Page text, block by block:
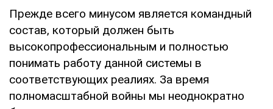
Прежде всего минусом является командный
состав, который должен быть
высокопрофессиональным и полностью
понимать работу данной системы в
соответствующих реалиях. За время
полномасштабной войны мы неоднократно